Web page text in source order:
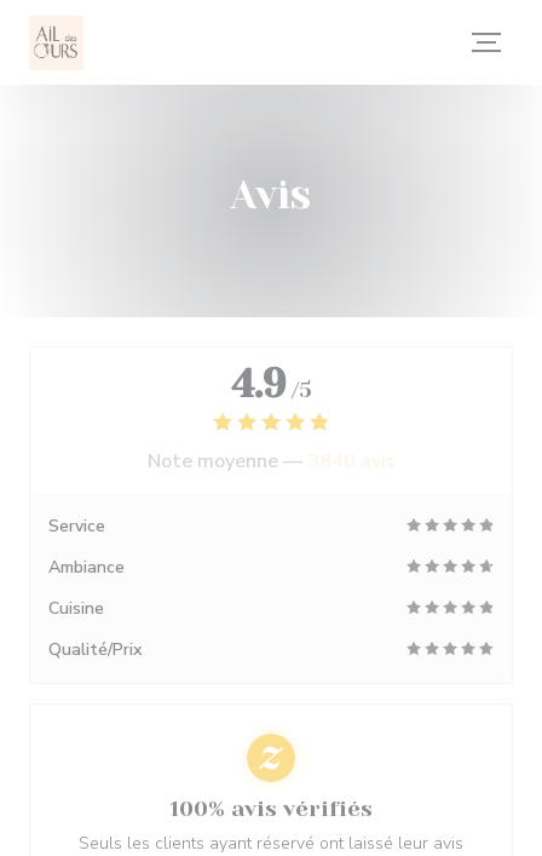
Avis
4.9 /5
Note moyenne —
Service
Ambiance
Cuisine
Qualité/Prix
100% avis vérifiés
Seuls les clients ayant réservé ont laissé leur avis